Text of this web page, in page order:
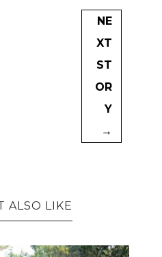
NE
XT
ST
OR
Y
→
ALSO LIKE